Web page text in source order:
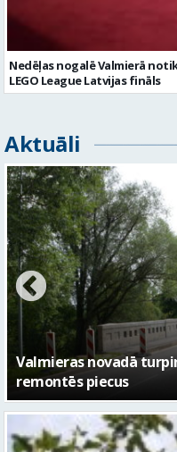
Nedēļas nogalē Valmierā
LEGO League Latvijas fināls
Aktuāli
No pagaidu teātra līdz
– kā attīstīsies “Kurtuve”